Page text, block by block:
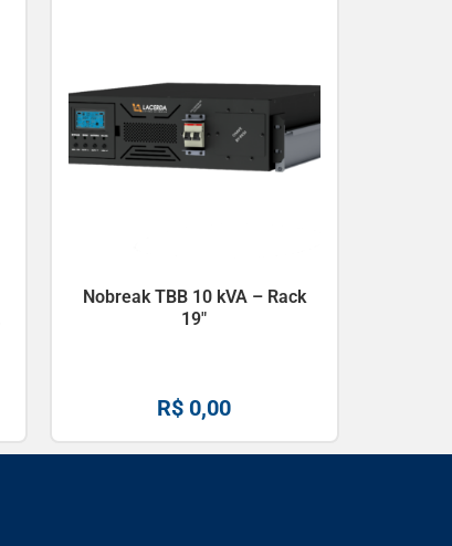
Nobreak TBB 10 kVA – Rack
19″
R$ 0,00